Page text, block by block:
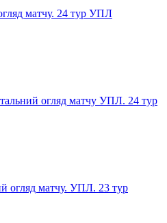
матчу. 24 тур УПЛ
огляд матчу УПЛ. 24 тур
матчу. УПЛ. 23 тур